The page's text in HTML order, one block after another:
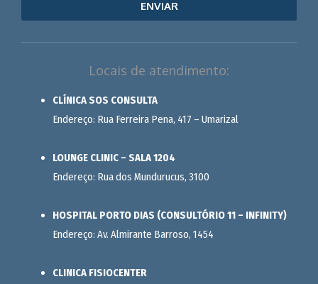
ENVIAR
Locais de atendimento:
CLÍNICA SOS CONSULTA
Endereço: Rua Ferreira Pena, 417 – Umarizal
LOUNGE CLINIC – SALA 1204
Endereço: Rua dos Mundurucus, 3100
HOSPITAL PORTO DIAS (CONSULTÓRIO 11 – INFINITY)
Endereço: Av. Almirante Barroso, 1454
CLINICA FISIOCENTER